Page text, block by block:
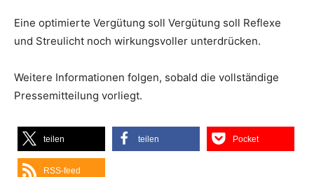
Eine optimierte Vergütung soll Vergütung soll Reflexe
und Streulicht noch wirkungsvoller unterdrücken.
Weitere Informationen folgen, sobald die vollständige
Pressemitteilung vorliegt.
teilen teilen Pocket
RSS-feed